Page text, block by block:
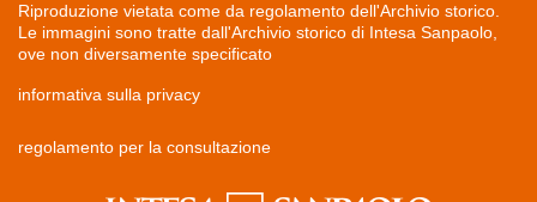
Riproduzione vietata come da regolamento dell'Archivio storico.
Le immagini sono tratte dall'Archivio storico di Intesa Sanpaolo,
ove non diversamente specificato
informativa sulla privacy
regolamento per la consultazione